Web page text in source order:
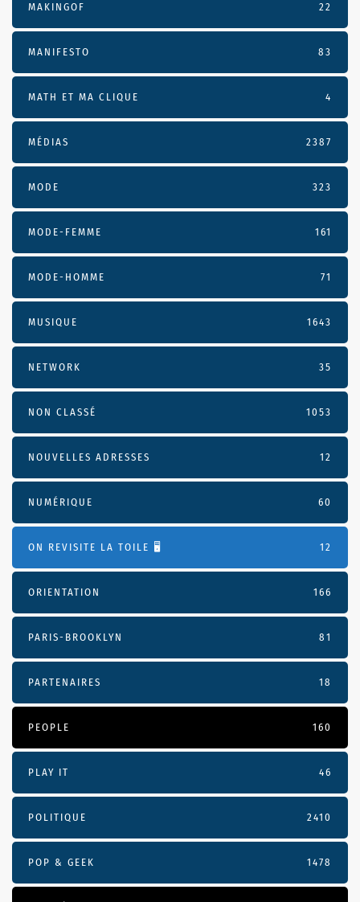
MAKINGOF 22
MANIFESTO 83
MATH ET MA CLIQUE 4
MÉDIAS 2387
MODE 323
MODE-FEMME 161
MODE-HOMME 71
MUSIQUE 1643
NETWORK 35
NON CLASSÉ 1053
NOUVELLES ADRESSES 12
NUMÉRIQUE 60
ON REVISITE LA TOILE 🖥️ 12
ORIENTATION 166
PARIS-BROOKLYN 81
PARTENAIRES 18
PEOPLE 160
PLAY IT 46
POLITIQUE 2410
POP & GEEK 1478